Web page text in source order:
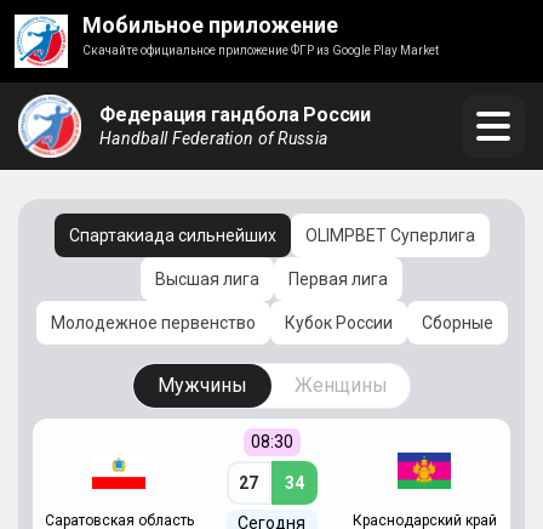
Мобильное приложение
Скачайте официальное приложение ФГР из Google Play Market
Федерация гандбола России
Handball Federation of Russia
Спартакиада сильнейших OLIMPBET Суперлига
Высшая лига Первая лига
Молодежное первенство Кубок России Сборные
Мужчины Женщины
Саратовская область
08:30
27 34
Сегодня Краснодарский край